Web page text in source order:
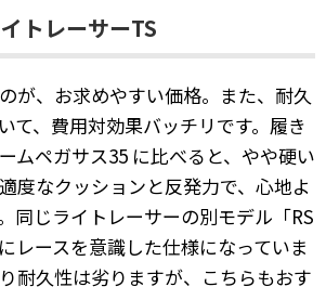
トレーサーTS
が、お求めやすい価格。また、耐久
て、費用対効果バッチリです。履き
ムペガサス35 に比べると、やや硬い
度なクッションと反発力で、心地よ
同じライトレーサーの別モデル「RS
レースを意識した仕様になっていま
耐久性は劣りますが、こちらもおす